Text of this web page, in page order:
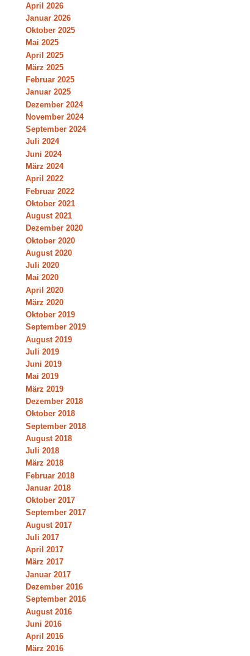
April 2026
Januar 2026
Oktober 2025
Mai 2025
April 2025
März 2025
Februar 2025
Januar 2025
Dezember 2024
November 2024
September 2024
Juli 2024
Juni 2024
März 2024
April 2022
Februar 2022
Oktober 2021
August 2021
Dezember 2020
Oktober 2020
August 2020
Juli 2020
Mai 2020
April 2020
März 2020
Oktober 2019
September 2019
August 2019
Juli 2019
Juni 2019
Mai 2019
März 2019
Dezember 2018
Oktober 2018
September 2018
August 2018
Juli 2018
März 2018
Februar 2018
Januar 2018
Oktober 2017
September 2017
August 2017
Juli 2017
April 2017
März 2017
Januar 2017
Dezember 2016
September 2016
August 2016
Juni 2016
April 2016
März 2016